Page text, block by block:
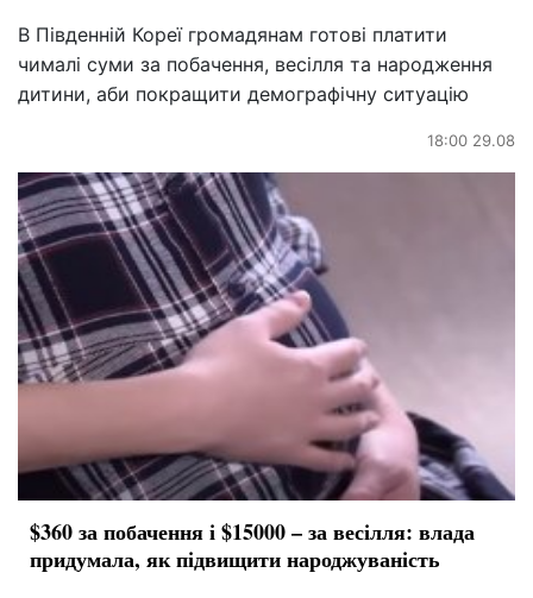
В Південній Кореї громадянам готові платити
чималі суми за побачення, весілля та народження
дитини, аби покращити демографічну ситуацію
18:00 29.08
$360 за побачення і $15000 – за весілля: влада
придумала, як підвищити народжуваність